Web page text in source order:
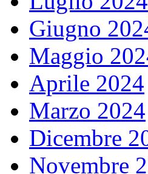
Giugno
Maggio
Aprile 2024
Marzo 2024
Dicembre
Novembre